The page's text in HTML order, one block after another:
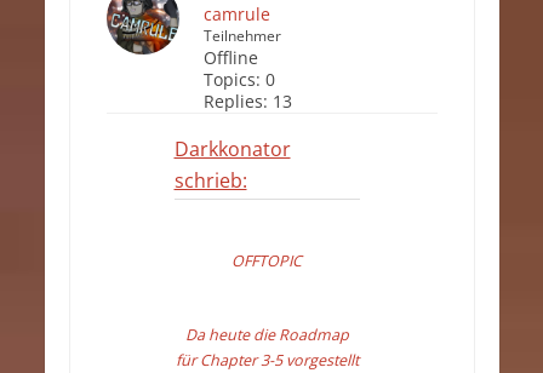
camrule
Teilnehmer
Offline
Topics: 0
Replies: 13
Darkkonator
schrieb:
OFFTOPIC
Da heute die Roadmap
für Chapter 3-5 vorgestellt